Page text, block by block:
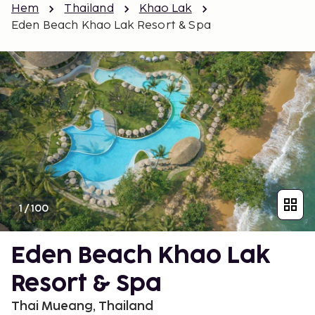
Hem Thailand
Khao Lak
Eden Beach Khao Lak Resort & Spa
1/100
Eden Beach Khao Lak
Resort & Spa
Thai Mueang, Thailand